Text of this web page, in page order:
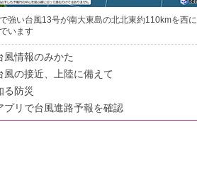
強い台風13号が南大東島の北北東約110kmを西に
います
風情報のみかた
風の接近、上陸に備えて
る防災
プリで台風進路予報を確認